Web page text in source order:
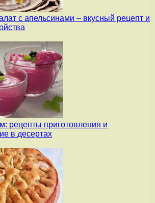
с апельсинами – вкусный рецепт и
рецепты приготовления и
в десертах